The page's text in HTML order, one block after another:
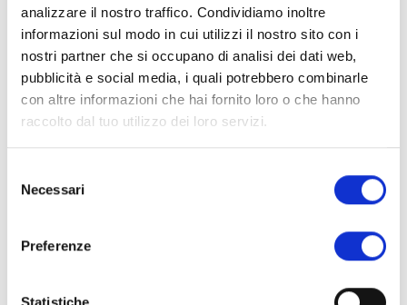
analizzare il nostro traffico. Condividiamo inoltre
informazioni sul modo in cui utilizzi il nostro sito con i
nostri partner che si occupano di analisi dei dati web,
pubblicità e social media, i quali potrebbero combinarle
con altre informazioni che hai fornito loro o che hanno
raccolto dal tuo utilizzo dei loro servizi.
delNecessari
Preferenze
Statistiche
coperti con pannelli in ferro realizzati a mano,
composti da anelli assemblati a uno a uno.
Controsoffitti: realizzati a voltecon mattoni fatti a
mano.
Infissi: realizzati tutti in ferro, termici e acustici,
incluso l’elemento di separazione interno
dividere la sala ristorante dalla cantina vini.
automatiche e celle frigorifere integrate.